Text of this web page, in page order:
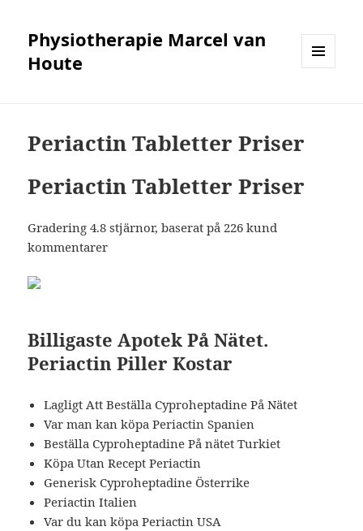
Physiotherapie Marcel van
Houte
Periactin Tabletter Priser
Periactin Tabletter Priser
Gradering4.8 stjärnor, baserat på 226 kund
kommentarer
Billigaste Apotek På Nätet.
Periactin Piller Kostar
Lagligt Att Beställa Cyproheptadine På Nätet
Var man kan köpa Periactin Spanien
Beställa Cyproheptadine På nätet Turkiet
Köpa Utan Recept Periactin
Generisk Cyproheptadine Österrike
Periactin Italien
Var du kan köpa Periactin USA